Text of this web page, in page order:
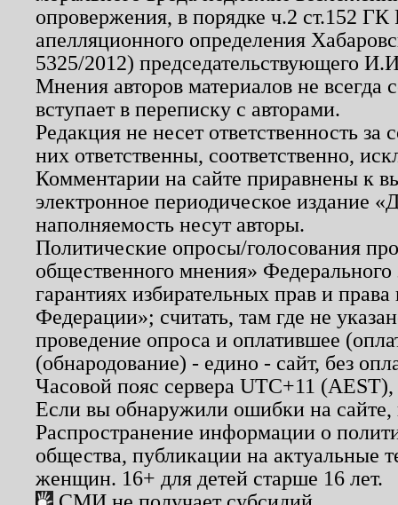
опровержения, в порядке ч.2 ст.152
апелляционного определения
5325/2012) председательствующего
Мнения авторов материалов не
вступает в переписку с авторами.
Редакция не несет ответственность
них ответственны, соответственно,
Комментарии на сайте приравнены к
электронное периодическое издание
наполняемость несут авторы.
Политические опросы/голосования
общественного мнения»
гарантиях избирательных прав и
Федерации»; считать, там где не
проведение опроса и оплатившее
(обнародование) - едино - сайт, без
Часовой пояс сервера UTC+11
Если вы обнаружили ошибки на
Распространение информации о
общества, публикации на актуальные
женщин. 16+ для детей старше 16 лет.